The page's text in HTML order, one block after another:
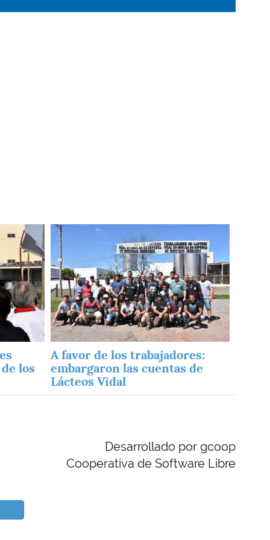
los
Imagen
A favor de los trabajadores:
embargaron las cuentas de
Lácteos Vidal
Desarrollado por gcoop
Cooperativa de Software Libre